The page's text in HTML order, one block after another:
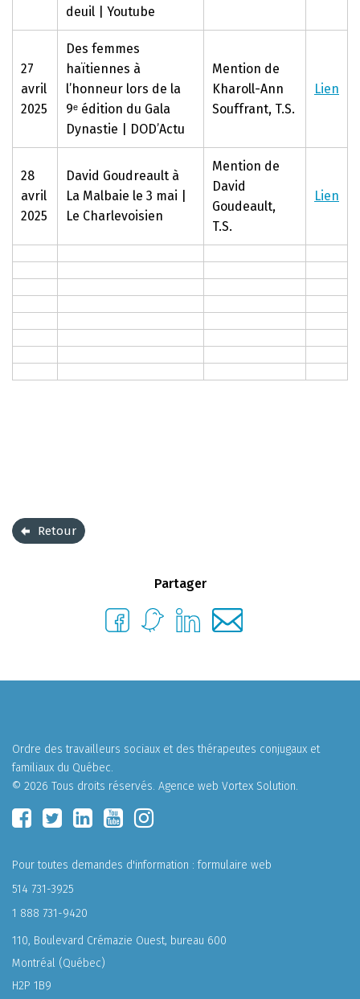
deuil | Youtube
27
avril
2025
Des femmes
haïtiennes à
l’honneur lors de la
9ᵉ édition du Gala
Dynastie | DOD’Actu
Mention de
Kharoll-Ann
Souffrant, T.S.
Lien
28
avril
2025
David Goudreault à
La Malbaie le 3 mai |
Le Charlevoisien
Mention de
David
Goudeault,
T.S.
Lien
Retour
Partager
Ordre des travailleurs sociaux et des thérapeutes conjugaux et
familiaux du Québec.
© 2026 Tous droits réservés. Agence web Vortex Solution.
Pour toutes demandes d'information :formulaire web
514 731-3925
1 888 731-9420
110, Boulevard Crémazie Ouest, bureau 600
Montréal (Québec)
H2P 1B9